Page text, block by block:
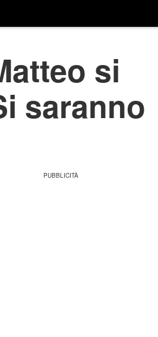
si
saranno